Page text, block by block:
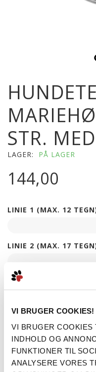
VI BRUGER COOKIES!
VI BRUGER COOKIES
INDHOLD OG
FUNKTIONER TIL
ANALYSERE VORES
STR.
LAGER: PÅ LAGER
144,00
LINIE 1 (MAX. 12
LINIE 2 (MAX. 17
LINIE 3 (MAX. 19 TEGN)
LINIE 5 (MAX. 12